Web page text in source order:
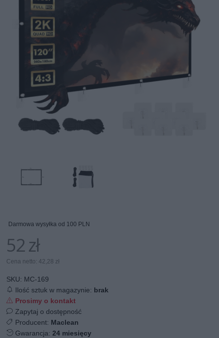
Darmowa wysyłka od 100 PLN
52 zł
Cena netto: 42,28 zł
SKU: MC-169
Ilość sztuk w magazynie: brak
Prosimy o kontakt
Zapytaj o dostępność
Producent: Maclean
Gwarancja:24 miesięcy